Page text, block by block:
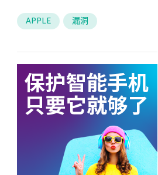
APPLE 漏洞